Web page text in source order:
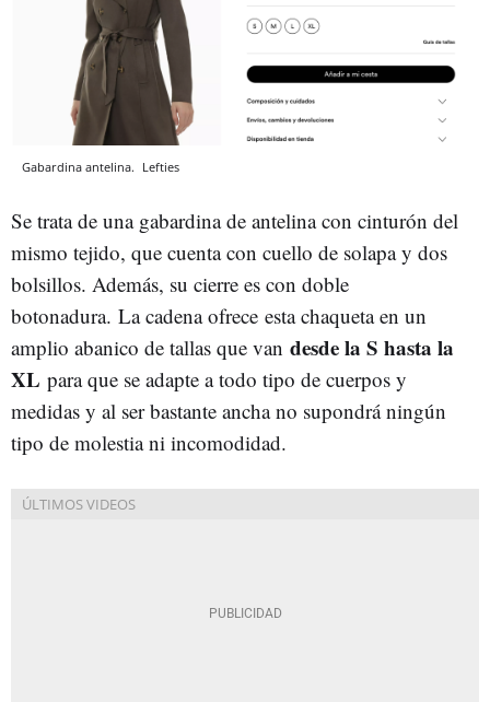
Gabardina antelina. Lefties
Se trata de una gabardina de antelina con cinturón del
mismo tejido, que cuenta con cuello de solapa y dos
bolsillos. Además, su cierre es con doble
botonadura. La cadena ofrece esta chaqueta en un
amplio abanico de tallas que van desde la S hasta la
XL para que se adapte a todo tipo de cuerpos y
medidas y al ser bastante ancha no supondrá ningún
tipo de molestia ni incomodidad.